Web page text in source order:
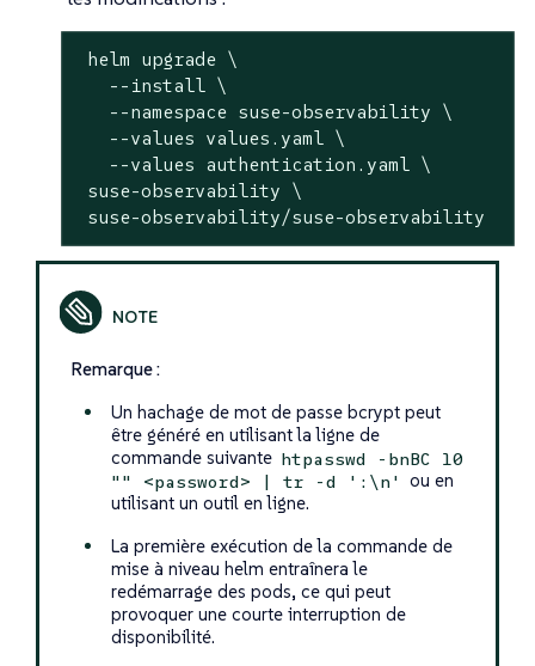
helm upgrade \
   --install \
   --namespace suse-observability \
   --values values.yaml \
   --values authentication.yaml \
suse-observability \
suse-observability/suse-observability
Remarque :
Un hachage de mot de passe bcrypt peut
être généré en utilisant la ligne de
commande suivante htpasswd -bnBC 10
"" <password> | tr -d ':\n' ou en
utilisant un outil en ligne.
La première exécution de la commande de
mise à niveau helm entraînera le
redémarrage des pods, ce qui peut
provoquer une courte interruption de
disponibilité.